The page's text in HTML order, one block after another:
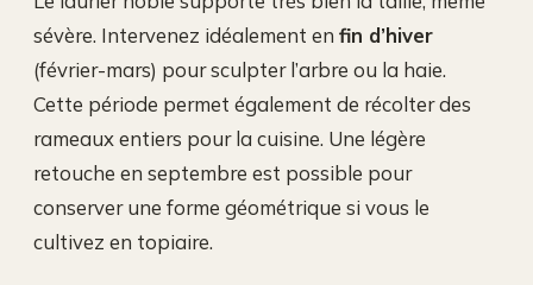
sévère. Intervenez idéalement en fin d’hiver
(février-mars) pour sculpter l’arbre ou la haie.
Cette période permet également de récolter des
rameaux entiers pour la cuisine. Une légère
retouche en septembre est possible pour
conserver une forme géométrique si vous le
cultivez en topiaire.